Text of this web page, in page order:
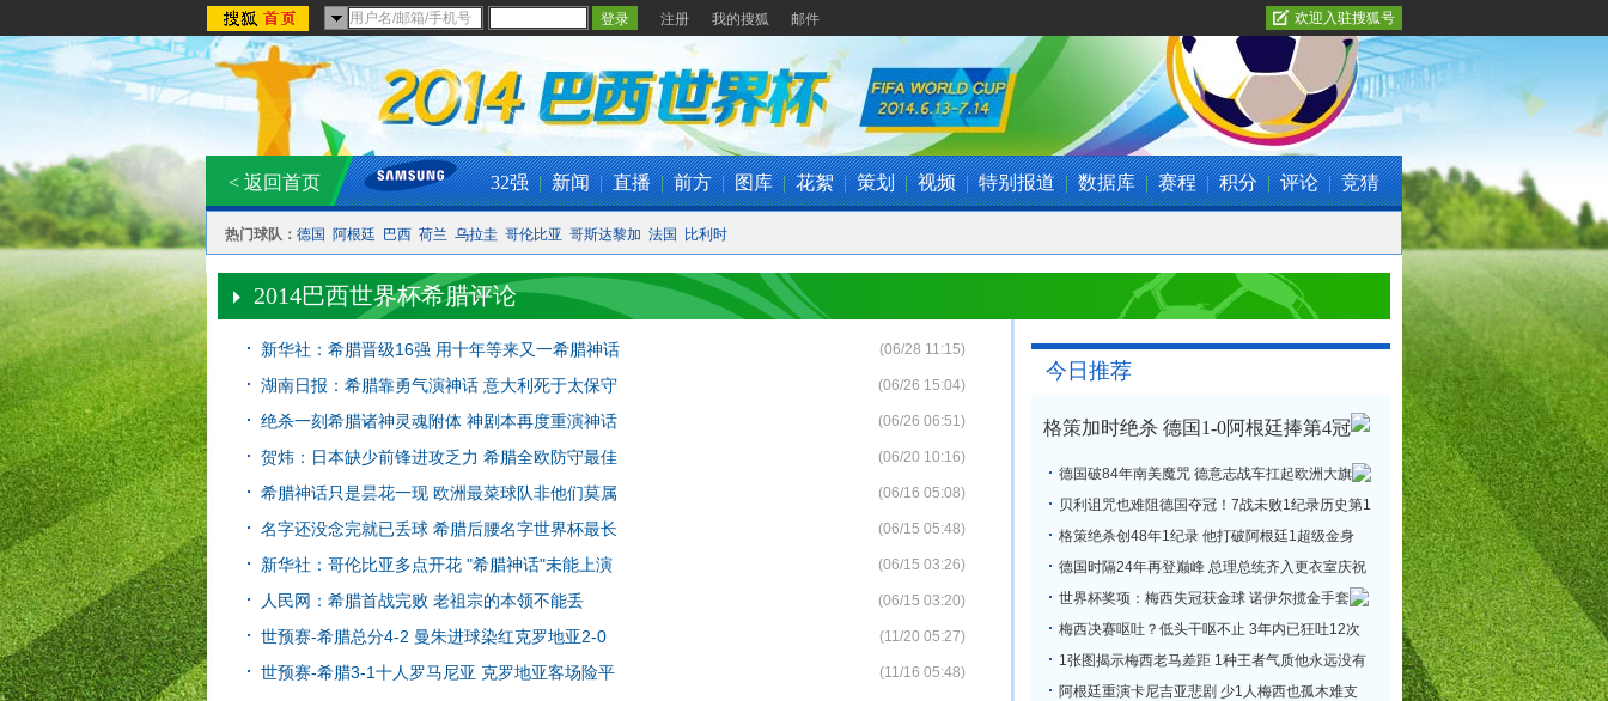
注册 我的搜狐 邮件 欢迎入驻搜狐号
< 返回首页 32强 | 新闻 | 直播 | 前方 | 图库 | 花絮 | 策划 | 视频 | 特别报道 | 数据库 | 赛程 | 积分 | 评论 | 竞猜
热门球队： 德国 阿根廷 巴西 荷兰 乌拉圭 哥伦比亚 哥斯达黎加 法国 比利时
2014巴西世界杯希腊评论
(06/28 11:15)
新华社：希腊晋级16强 用十年等来又一希腊神话
(06/26 15:04)
湖南日报：希腊靠勇气演神话 意大利死于太保守
(06/26 06:51)
绝杀一刻希腊诸神灵魂附体 神剧本再度重演神话
(06/20 10:16)
贺炜：日本缺少前锋进攻乏力 希腊全欧防守最佳
(06/16 05:08)
希腊神话只是昙花一现 欧洲最菜球队非他们莫属
(06/15 05:48)
名字还没念完就已丢球 希腊后腰名字世界杯最长
(06/15 03:26)
新华社：哥伦比亚多点开花 "希腊神话"未能上演
(06/15 03:20)
人民网：希腊首战完败 老祖宗的本领不能丢
(11/20 05:27)
世预赛-希腊总分4-2 曼朱进球染红克罗地亚2-0
(11/16 05:48)
世预赛-希腊3-1十人罗马尼亚 克罗地亚客场险平
今日推荐
格策加时绝杀 德国1-0阿根廷捧第4冠
德国破84年南美魔咒 德意志战车扛起欧洲大旗
贝利诅咒也难阻德国夺冠！7战未败1纪录历史第1
格策绝杀创48年1纪录 他打破阿根廷1超级金身
德国时隔24年再登巅峰 总理总统齐入更衣室庆祝
世界杯奖项：梅西失冠获金球 诺伊尔揽金手套
梅西决赛呕吐？低头干呕不止 3年内已狂吐12次
1张图揭示梅西老马差距 1种王者气质他永远没有
阿根廷重演卡尼吉亚悲剧 少1人梅西也孤木难支